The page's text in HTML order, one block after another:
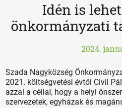
Idén is
önkormányzati
2024.
Szada Nagyközség
2021. költségvetési évtől Civil
azzal a céllal, hogy a helyi
szervezetek, egyházak és